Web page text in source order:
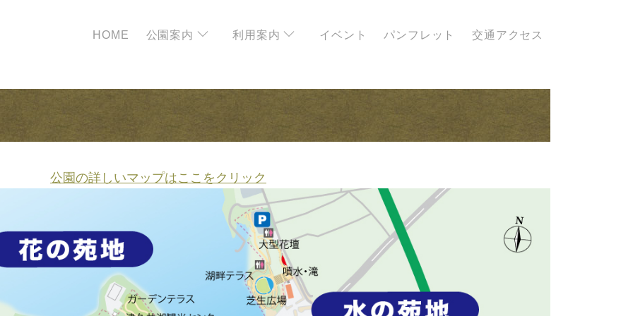
HOME 公園案内 利用案内 イベント パンフレット 交通アクセス
公園の詳しいマップはここをクリック